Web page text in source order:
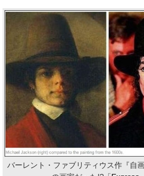
バーレント・ファブリティウス作『自